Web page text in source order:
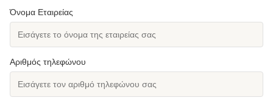
Color: Ασήμι ή εξατομικεύσιμος
High Light:
μονοπολικός χαλύβδινος πύργος
,
ευρωπαϊκός μονοπολικός χαλύβδινος
πύργος
,
ευρωπαϊκός χαλύβδινος μονοπολικός
Όνομα Εταιρείας
Αριθμός τηλεφώνου